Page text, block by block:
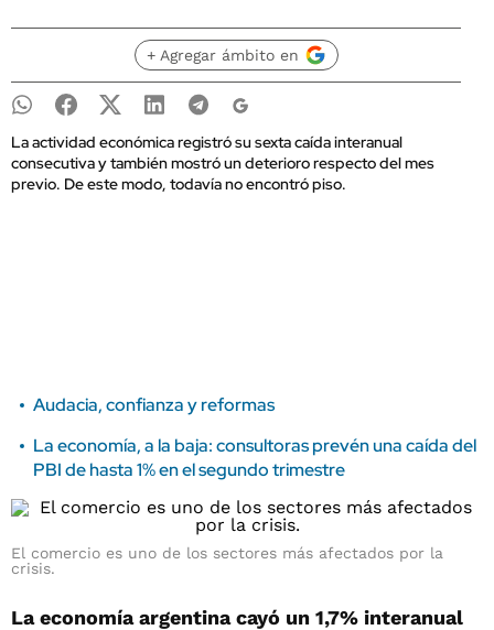
+ Agregar ámbito en
La actividad económica registró su sexta caída interanual
consecutiva y también mostró un deterioro respecto del mes
previo. De este modo, todavía no encontró piso.
Audacia, confianza y reformas
La economía, a la baja: consultoras prevén una caída del
PBI de hasta 1% en el segundo trimestre
El comercio es uno de los sectores más afectados por la
crisis.
La economía argentina cayó un 1,7% interanual